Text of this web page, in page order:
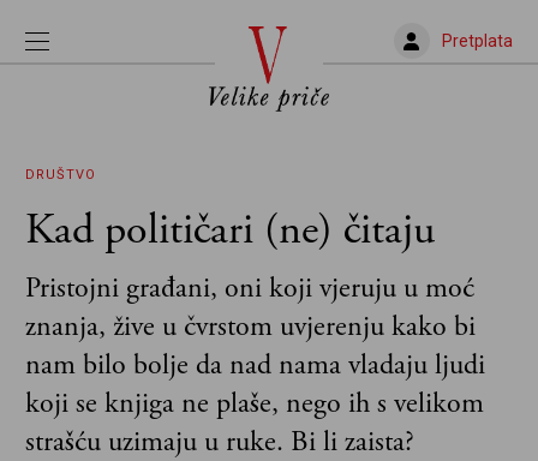
Pretplata
DRUŠTVO
Kad političari (ne) čitaju
Pristojni građani, oni koji vjeruju u moć
znanja, žive u čvrstom uvjerenju kako bi
nam bilo bolje da nad nama vladaju ljudi
koji se knjiga ne plaše, nego ih s velikom
strašću uzimaju u ruke. Bi li zaista?